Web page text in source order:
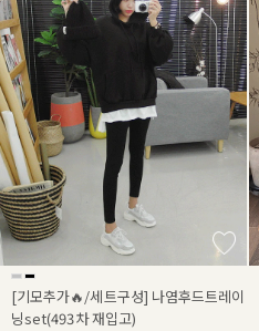
[기모추가🔥/세트구성] 나염후드트레이
닝set(493차 재입고)